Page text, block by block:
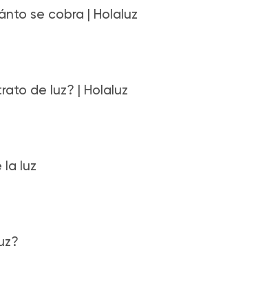
se cobra | Holaluz
de luz? | Holaluz
la luz